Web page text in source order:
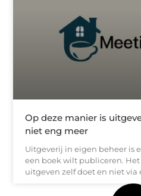
Op deze manier is
niet eng meer
Uitgeverij in eigen beheer is
een boek wilt publiceren.
uitgeven zelf doet en niet via